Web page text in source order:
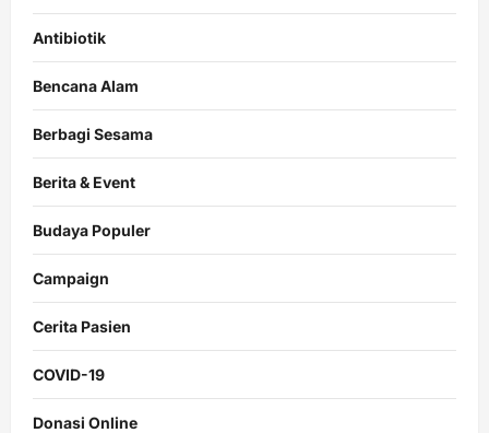
Antibiotik
Bencana Alam
Berbagi Sesama
Berita & Event
Budaya Populer
Campaign
Cerita Pasien
COVID-19
Donasi Online